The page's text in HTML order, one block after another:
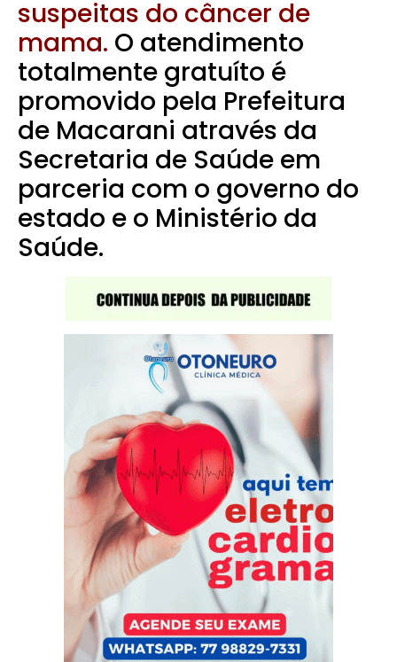
suspeitas do câncer de
mama. O atendimento
totalmente gratuíto é
promovido pela Prefeitura
de Macarani através da
Secretaria de Saúde em
parceria com o governo do
estado e o Ministério da
Saúde.